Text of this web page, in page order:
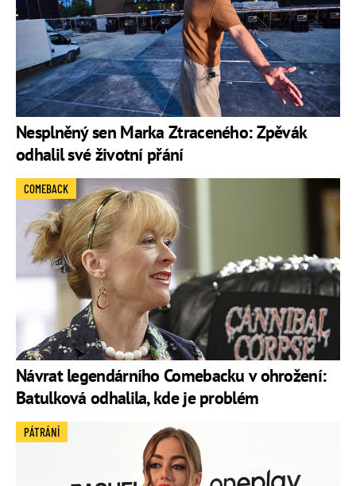
Nesplněný sen Marka Ztraceného: Zpěvák
odhalil své životní přání
Návrat legendárního Comebacku v ohrožení:
Batulková odhalila, kde je problém
COMEBACK
PÁTRÁNÍ